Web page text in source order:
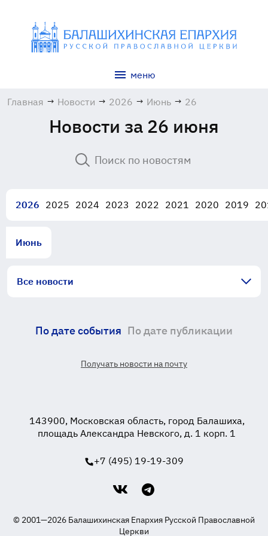
меню
Главная → Новости → 2026 → Июнь → 26
Новости за 26 июня
2026 2025 2024 2023 2022 2021 2020 2019
Июнь
Все новости
По дате события По дате публикации
Получать новости на почту
143900, Московская область, город Балашиха,
площадь Александра Невского, д. 1 корп. 1
+7 (495) 19-19-309
© 2001—2026 Балашихинская Епархия Русской Православной
Церкви